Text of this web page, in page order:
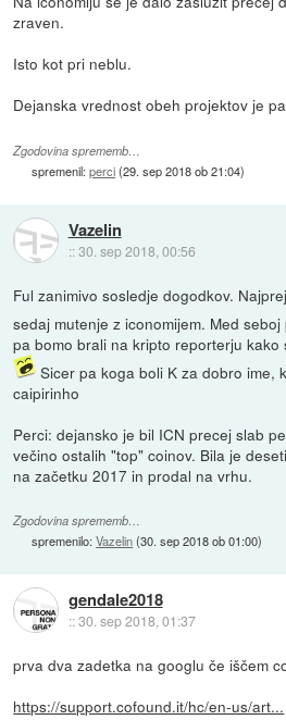
zraven.
Isto kot pri neblu.
Dejanska vrednost obeh projektov je
Zgodovina sprememb…
spremenil:perci(29. sep 2018 ob 21:04)
Vazelin
::30. sep 2018, 00:56
Ful zanimivo sosledje dogodkov.
sedaj mutenje z iconomijem. Med
pa bomo brali na kripto reporterju kako
Sicer pa koga boli K za dobro ime,
caipirinho
Perci: dejansko je bil ICN precej slab
večino ostalih "top" coinov. Bila je
na začetku 2017 in prodal na vrhu.
Zgodovina sprememb…
spremenilo:Vazelin(30. sep 2018 ob 01:00)
gendale2018
::30. sep 2018, 01:37
prva dva zadetka na googlu če iščem
https://support.cofound.it/hc/en-us/art...